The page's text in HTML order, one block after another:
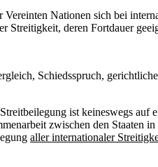
Nationen sich bei
Streitigkeit, deren Fortdauer
Schiedsspruch,
ist keineswegs
zwischen den Staaten
aller internationaler